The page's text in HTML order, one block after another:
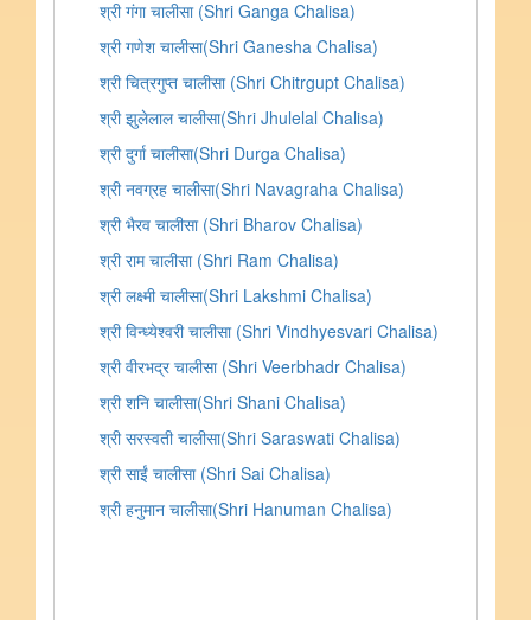
श्री गंगा चालीसा (Shri Ganga Chalisa)
श्री गणेश चालीसा(Shri Ganesha Chalisa)
श्री चित्रगुप्त चालीसा (Shri Chitrgupt Chalisa)
श्री झुलेलाल चालीसा(Shri Jhulelal Chalisa)
श्री दुर्गा चालीसा(Shri Durga Chalisa)
श्री नवग्रह चालीसा(Shri Navagraha Chalisa)
श्री भैरव चालीसा (Shri Bharov Chalisa)
श्री राम चालीसा (Shri Ram Chalisa)
श्री लक्ष्मी चालीसा(Shri Lakshmi Chalisa)
श्री विन्ध्येश्वरी चालीसा (Shri Vindhyesvari Chalisa)
श्री वीरभद्र चालीसा (Shri Veerbhadr Chalisa)
श्री शनि चालीसा(Shri Shani Chalisa)
श्री सरस्वती चालीसा(Shri Saraswati Chalisa)
श्री साईं चालीसा (Shri Sai Chalisa)
श्री हनुमान चालीसा(Shri Hanuman Chalisa)